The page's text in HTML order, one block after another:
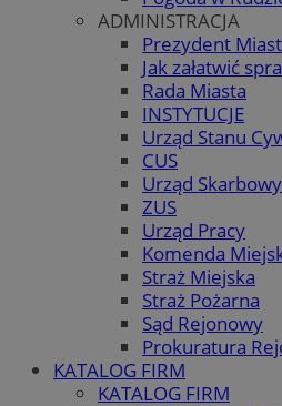
ADMINISTRACJA
Prezydent
Jak załatwić
Rada Miasta
INSTYTUCJE
Urząd Stanu
CUS
Urząd Skarbowy
ZUS
Urząd Pracy
Komenda
Straż Miejska
Straż Pożarna
Sąd Rejonowy
Prokuratura
KATALOG FIRM
KATALOG FIRM